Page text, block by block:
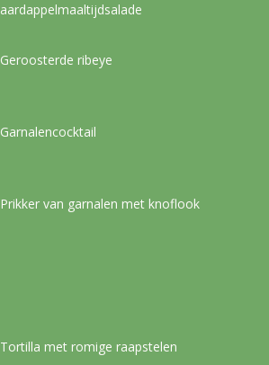
aardappelmaaltijdsalade
Geroosterde ribeye
Garnalencocktail
Prikker van garnalen met knoflook
Tortilla met romige raapstelen